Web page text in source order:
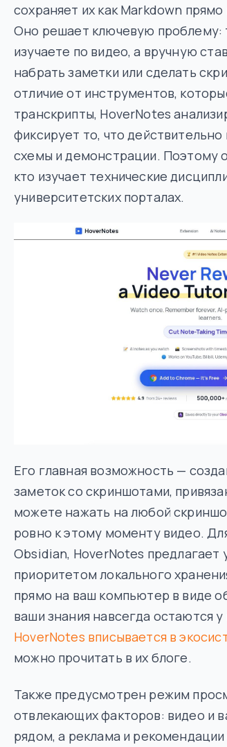
сохраняет их как Markdown
Оно решает ключевую проблему:
изучаете по видео, а вручную
набрать заметки или сделать
отличие от инструментов,
транскрипты, HoverNotes
фиксирует то, что действительно
схемы и демонстрации. Поэтому
кто изучает технические
университетских порталах.
Его главная возможность —
заметок со скриншотами,
можете нажать на любой
ровно к этому моменту видео.
Obsidian, HoverNotes предлагает
приоритетом локального
прямо на ваш компьютер в виде
ваши знания навсегда остаются
HoverNotes вписывается в
можно прочитать в их блоге.
Также предусмотрен режим
отвлекающих факторов: видео и
рядом, а реклама и